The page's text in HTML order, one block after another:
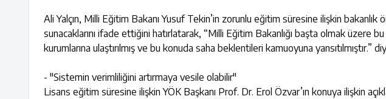
Ali Yalçın, Milli Eğitim Bakanı Yusuf Tekin’in zorunlu eğitim süresine ilişkin bakanlık
sunacaklarını ifade ettiğini hatırlatarak, “Milli Eğitim Bakanlığı başta olmak üzere
kurumlarına ulaştırılmış ve bu konuda saha beklentileri kamuoyuna yansıtılmıştır.”
- "Sistemin verimliliğini artırmaya vesile olabilir"
Lisans eğitim süresine ilişkin YÖK Başkanı Prof. Dr. Erol Özvar’ın konuya ilişkin